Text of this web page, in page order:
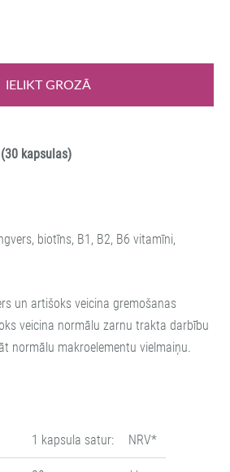
IELIKT GROZĀ
(30 kapsulas)
biotīns, B1, B2, B6 vitamīni,
un artišoks veicina gremošanas
veicina normālu zarnu trakta darbību
normālu makroelementu vielmaiņu.
1 kapsula satur: NRV*